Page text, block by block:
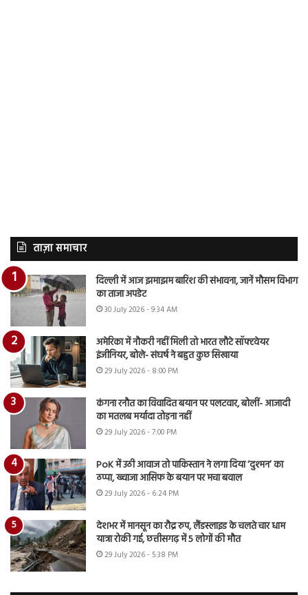
ताज़ा समाचार
दिल्ली में आज झमाझम बारिश की संभावना, जानें मौसम विभाग
का ताजा अपडेट
30 July 2026 - 9:34 AM
अमेरिका में नौकरी नहीं मिली तो भारत लौटे सॉफ्टवेयर
इंजीनियर, बोले- संघर्ष ने बहुत कुछ सिखाया
29 July 2026 - 8:00 PM
कंगना रनौत का विवादित बयान पर पलटवार, बोलीं- आजादी
का मतलब मर्यादा तोड़ना नहीं
29 July 2026 - 7:00 PM
PoK में उठी आवाज तो पाकिस्तान ने लगा दिया ‘दुश्मन’ का
ठप्पा, ख्वाजा आसिफ के बयान पर मचा बवाल
29 July 2026 - 6:24 PM
देशभर में मानसून का रौद्र रुप, लैंडस्लाइड के चलते चार धाम
यात्रा रोकी गई, छत्तीसगढ़ में 5 लोगों की मौत
29 July 2026 - 5:38 PM